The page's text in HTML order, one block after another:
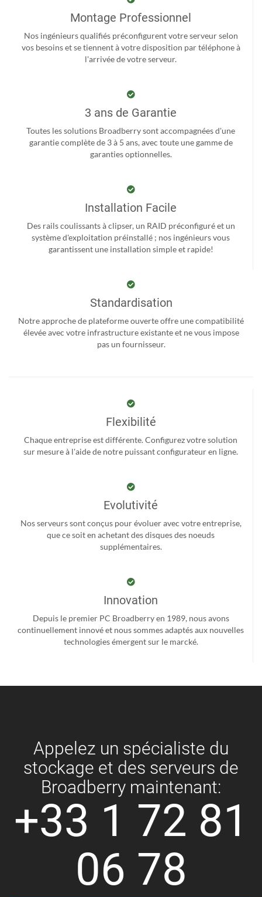
Montage Professionnel
Nos ingénieurs qualifiés préconfigurent votre serveur selon
vos besoins et se tiennent à votre disposition par téléphone à
l'arrivée de votre serveur.
3 ans de Garantie
Toutes les solutions Broadberry sont accompagnées d'une
garantie complète de 3 à 5 ans, avec toute une gamme de
garanties optionnelles.
Installation Facile
Des rails coulissants à clipser, un RAID préconfiguré et un
système d'exploitation préinstallé ; nos ingénieurs vous
garantissent une installation simple et rapide!
Standardisation
Notre approche de plateforme ouverte offre une compatibilité
élevée avec votre infrastructure existante et ne vous impose
pas un fournisseur.
Flexibilité
Chaque entreprise est différente. Configurez votre solution
sur mesure à l'aide de notre puissant configurateur en ligne.
Evolutivité
Nos serveurs sont conçus pour évoluer avec votre entreprise,
que ce soit en achetant des disques des noeuds
supplémentaires.
Innovation
Depuis le premier PC Broadberry en 1989, nous avons
continuellement innové et nous sommes adaptés aux nouvelles
technologies émergent sur le marcké.
Appelez un spécialiste du
stockage et des serveurs de
Broadberry maintenant:
+33 1 72 81
06 78